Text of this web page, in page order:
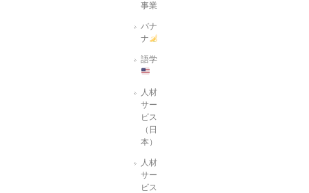
事業
バナ
ナ
語学
人材
サー
ビス
（日
本）
人材
サー
ビス